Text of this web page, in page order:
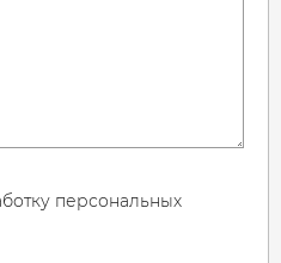
персональных